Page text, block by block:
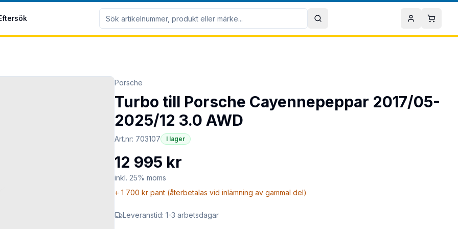
Sök Mitt konto
Porsche
Turbo till Porsche Cayennepeppar 2017/05-
2025/12 3.0 AWD
Art.nr: 703107 I lager
12 995 kr
inkl. 25% moms
+ 1 700 kr pant (återbetalas vid inlämning av gammal del)
Leveranstid: 1-3 arbetsdagar